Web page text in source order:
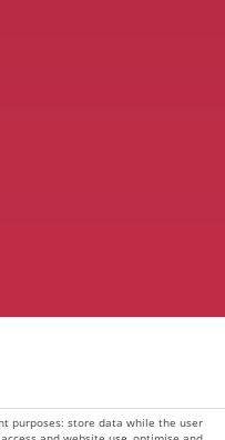
purposes: store data while the user